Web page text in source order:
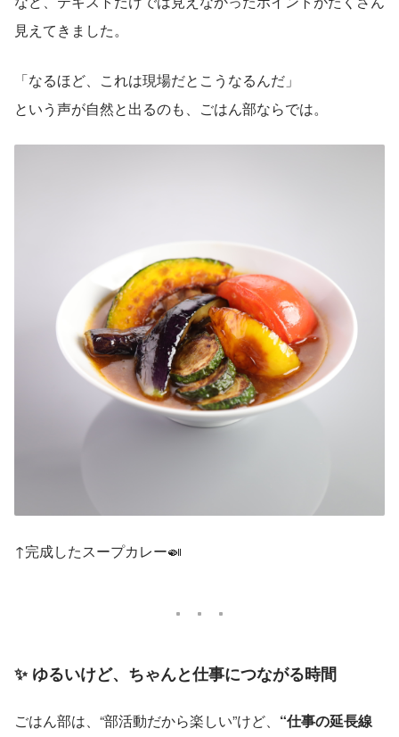
見えてきました。
「なるほど、これは現場だとこうなるんだ」
という声が自然と出るのも、ごはん部ならでは。
↑完成したスープカレー🍛
✨ ゆるいけど、ちゃんと仕事につながる時間
ごはん部は、“部活動だから楽しい”けど、 “仕事の延長線